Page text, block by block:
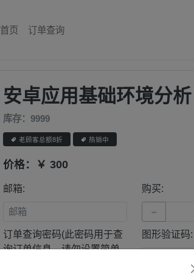
首页 订单查询
安卓应用基础环境分析
库存：9999
 老顾客总额8折  热销中
价格：￥ 300
邮箱: 购买:
−
订单查询密码(此密码用于查
询订单信息，请勿设置简单
图形验证码: